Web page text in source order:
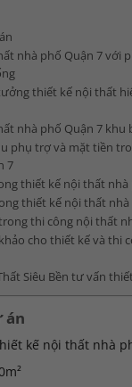
nhà phố Quận 7 với
thiết kế nội thất
nhà phố Quận 7 khu
phụ trợ và mặt tiền
7
thiết kế nội thất nhà
thiết kế nội thất nhà
thi công nội thất
cho thiết kế và thi
Siêu Bền tư vấn
án
kế nội thất nhà